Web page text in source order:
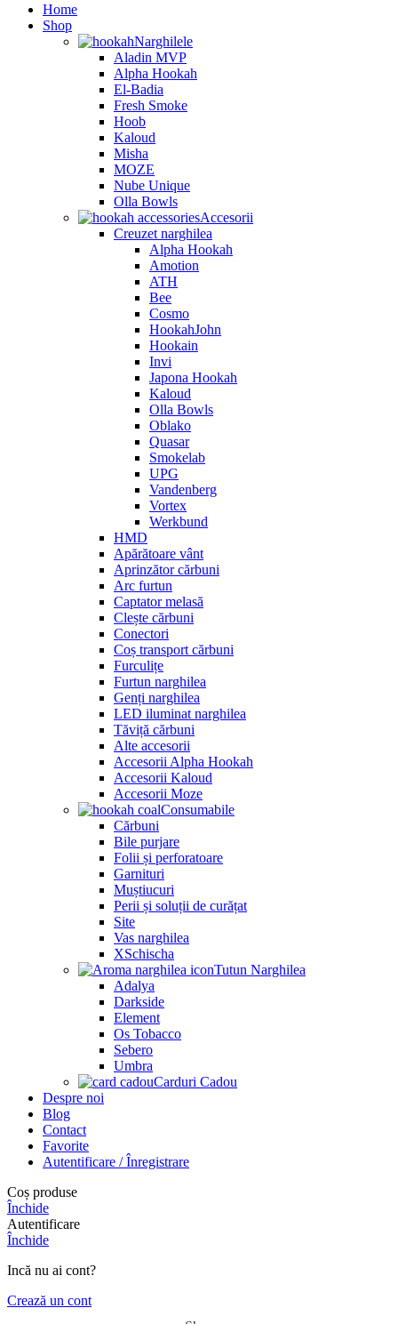
Home
Shop
Narghilele
Aladin MVP
Alpha Hookah
El-Badia
Fresh Smoke
Hoob
Kaloud
Misha
MOZE
Nube Unique
Olla Bowls
Accesorii
Creuzet narghilea
Alpha Hookah
Amotion
ATH
Bee
Cosmo
HookahJohn
Hookain
Invi
Japona Hookah
Kaloud
Olla Bowls
Oblako
Quasar
Smokelab
UPG
Vandenberg
Vortex
Werkbund
HMD
Apărătoare vânt
Aprinzător cărbuni
Arc furtun
Captator melasă
Clește cărbuni
Conectori
Coș transport cărbuni
Furculițe
Furtun narghilea
Genți narghilea
LED iluminat narghilea
Tăviță cărbuni
Alte accesorii
Accesorii Alpha Hookah
Accesorii Kaloud
Accesorii Moze
Consumabile
Cărbuni
Bile purjare
Folii și perforatoare
Garnituri
Muștiucuri
Perii și soluții de curățat
Site
Vas narghilea
XSchischa
Tutun Narghilea
Adalya
Darkside
Element
Os Tobacco
Sebero
Umbra
Carduri Cadou
Despre noi
Blog
Contact
Favorite
Autentificare / Înregistrare
Coș produse
Închide
Autentificare
Închide
Incă nu ai cont?
Crează un cont